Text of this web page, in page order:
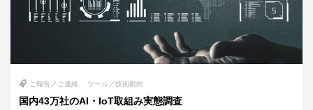
ご報告／ご連絡 ツール／技術動向
国内43万社のAI・IoT取組み実態調査